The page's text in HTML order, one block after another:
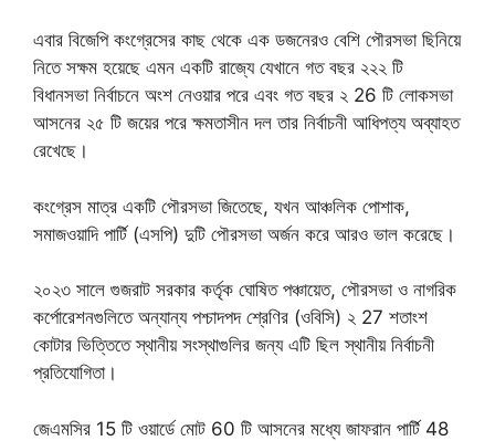
এবার বিজেপি কংগ্রেসের কাছ থেকে এক ডজনেরও বেশি পৌরসভা ছিনিয়ে
নিতে সক্ষম হয়েছে এমন একটি রাজ্যে যেখানে গত বছর ২২২ টি
বিধানসভা নির্বাচনে অংশ নেওয়ার পরে এবং গত বছর ২ 26 টি লোকসভা
আসনের ২৫ টি জয়ের পরে ক্ষমতাসীন দল তার নির্বাচনী আধিপত্য অব্যাহত
রেখেছে।
কংগ্রেস মাত্র একটি পৌরসভা জিতেছে, যখন আঞ্চলিক পোশাক,
সমাজওয়াদি পার্টি (এসপি) দুটি পৌরসভা অর্জন করে আরও ভাল করেছে।
২০২৩ সালে গুজরাট সরকার কর্তৃক ঘোষিত পঞ্চায়েত, পৌরসভা ও নাগরিক
কর্পোরেশনগুলিতে অন্যান্য পশ্চাদপদ শ্রেণির (ওবিসি) ২ 27 শতাংশ
কোটার ভিত্তিতে স্থানীয় সংস্থাগুলির জন্য এটি ছিল স্থানীয় নির্বাচনী
প্রতিযোগিতা।
জেএমসির 15 টি ওয়ার্ডে মোট 60 টি আসনের মধ্যে জাফরান পার্টি 48